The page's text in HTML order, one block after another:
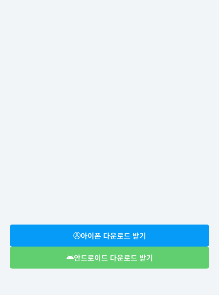
아이폰 다운로드 받기
안드로이드 다운로드 받기